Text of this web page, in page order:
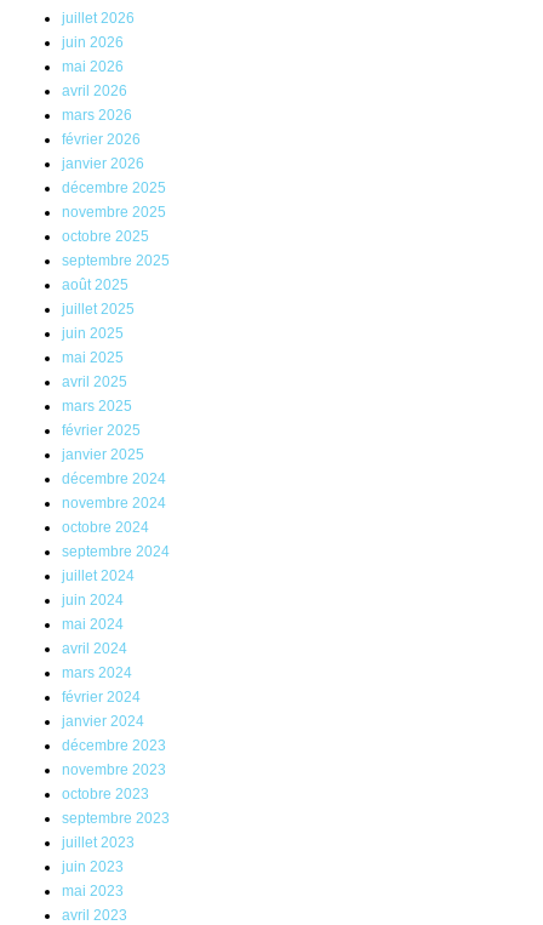
juillet 2026
juin 2026
mai 2026
avril 2026
mars 2026
février 2026
janvier 2026
décembre 2025
novembre 2025
octobre 2025
septembre 2025
août 2025
juillet 2025
juin 2025
mai 2025
avril 2025
mars 2025
février 2025
janvier 2025
décembre 2024
novembre 2024
octobre 2024
septembre 2024
juillet 2024
juin 2024
mai 2024
avril 2024
mars 2024
février 2024
janvier 2024
décembre 2023
novembre 2023
octobre 2023
septembre 2023
juillet 2023
juin 2023
mai 2023
avril 2023